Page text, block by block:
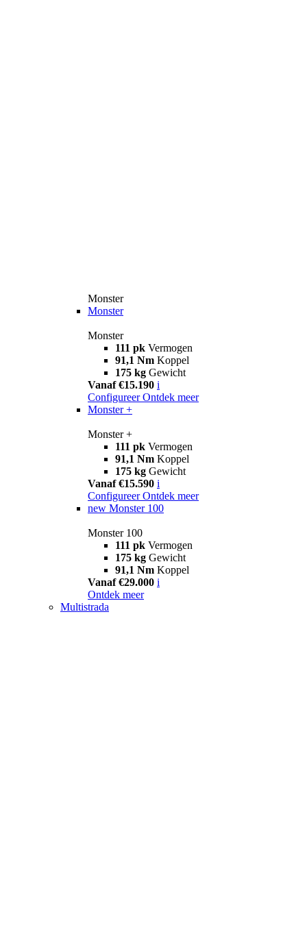
Monster
Monster
Monster
111 pk Vermogen
91,1 Nm Koppel
175 kg Gewicht
Vanaf €15.190 i
Configureer Ontdek meer
Monster +
Monster +
111 pk Vermogen
91,1 Nm Koppel
175 kg Gewicht
Vanaf €15.590 i
Configureer Ontdek meer
new Monster 100
Monster 100
111 pk Vermogen
175 kg Gewicht
91,1 Nm Koppel
Vanaf €29.000 i
Ontdek meer
Multistrada